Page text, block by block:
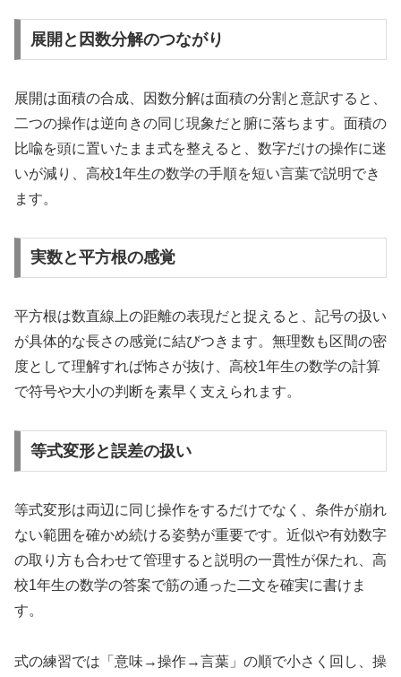
展開と因数分解のつながり
展開は面積の合成、因数分解は面積の分割と意訳すると、
二つの操作は逆向きの同じ現象だと腑に落ちます。面積の
比喩を頭に置いたまま式を整えると、数字だけの操作に迷
いが減り、高校1年生の数学の手順を短い言葉で説明でき
ます。
実数と平方根の感覚
平方根は数直線上の距離の表現だと捉えると、記号の扱い
が具体的な長さの感覚に結びつきます。無理数も区間の密
度として理解すれば怖さが抜け、高校1年生の数学の計算
で符号や大小の判断を素早く支えられます。
等式変形と誤差の扱い
等式変形は両辺に同じ操作をするだけでなく、条件が崩れ
ない範囲を確かめ続ける姿勢が重要です。近似や有効数字
の取り方も合わせて管理すると説明の一貫性が保たれ、高
校1年生の数学の答案で筋の通った二文を確実に書けま
す。
式の練習では「意味→操作→言葉」の順で小さく回し、操